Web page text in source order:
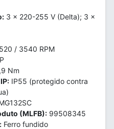
3 x 220-255 V (Delta); 3 x
/ 3540 RPM
Nm
IP55 (protegido contra
(MLFB): 99508345
Ferro fundido